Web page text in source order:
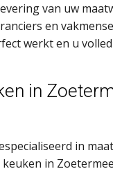
van uw
en
werkt en u
in
in
in